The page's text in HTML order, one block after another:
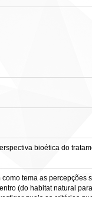
bioética do
tema as
(do habitat natural